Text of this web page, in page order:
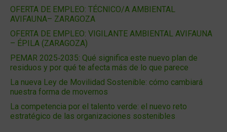
OFERTA DE EMPLEO: TÉCNICO/A AMBIENTAL
AVIFAUNA– ZARAGOZA
OFERTA DE EMPLEO: VIGILANTE AMBIENTAL AVIFAUNA
– ÉPILA (ZARAGOZA)
PEMAR 2025‑2035: Qué significa este nuevo plan de
residuos y por qué te afecta más de lo que parece
La nueva Ley de Movilidad Sostenible: cómo cambiará
nuestra forma de movernos
La competencia por el talento verde: el nuevo reto
estratégico de las organizaciones sostenibles